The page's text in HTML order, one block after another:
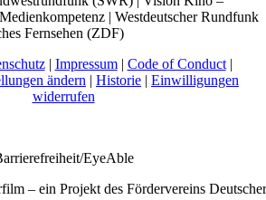
| Westdeutscher Rundfunk
Fernsehen (ZDF)
| Impressum| Code of Conduct|
ändern | Historie | Einwilligungen
widerrufen
EyeAble
– ein Projekt des Fördervereins Deutscher